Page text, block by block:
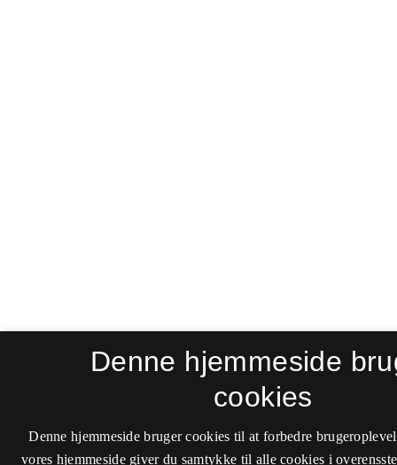
Denne hjemmeside
cookies
Denne hjemmeside bruger cookies til at forbedre
vores hjemmeside giver du samtykke til alle cookies i